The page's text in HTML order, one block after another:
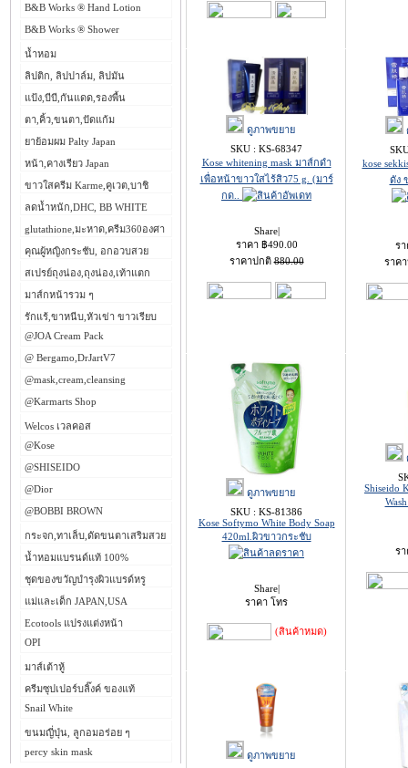
B&B Works ® Hand Lotion
B&B Works ® Shower
น้ำหอม
ลิปติก, ลิปปาล์ม, ลิปมัน
แป้ง,บีบี,กันแดด,รองพื้น
ตา,คิ้ว,ขนตา,ปัดแก้ม
ยาย้อมผม Palty Japan
หน้า,คางเรียว Japan
ขาวใสครีม Karme,คูเวต,บาชิ
ลดน้ำหนัก,DHC, BB WHITE
glutathione,มะหาด,ครีม360องศา
คุณผู้หญิงกระชับ, อกอวบสวย
สเปรย์ถุงน่อง,ถุงน่อง,เท้าแตก
มาส์กหน้ารวม ๆ
รักแร้,ขาหนีบ,หัวเข่า ขาวเรียบ
@JOA Cream Pack
@ Bergamo,DrJartV7
@mask,cream,cleansing
@Karmarts Shop
Welcos เวลคอส
@Kose
@SHISEIDO
@Dior
@BOBBI BROWN
กระจก,ทาเล็บ,ดัดขนตาเสริมสวย
น้ำหอมแบรนด์แท้ 100%
ชุดของขวัญบำรุงผิวแบรด์หรู
แม่และเด็ก JAPAN,USA
Ecotools แปรงแต่งหน้า
OPI
มาส์เต้าหู้
ครีมซุปเปอร์บลิ๊งค์ ของแท้
Snail White
ขนมญี่ปุ่น, ลูกอมอร่อย ๆ
percy skin mask
ดูภาพขยาย
SKU : KS-68347
Kose whitening mask มาส์กดำ
เพื่อหน้าขาวใสไร้สิว75 g. (มาร์
กด..
Share|
ราคา ฿490.00
ราคาปกติ880.00
kose
ดัง
ร
ราค
ดูภาพขยาย
SKU : KS-81386
Kose Softymo White Body Soap
420ml.ผิวขาวกระชับ
Share|
ราคา โทร
(สินค้าหมด)
Shiseido
ร
ดูภาพขยาย